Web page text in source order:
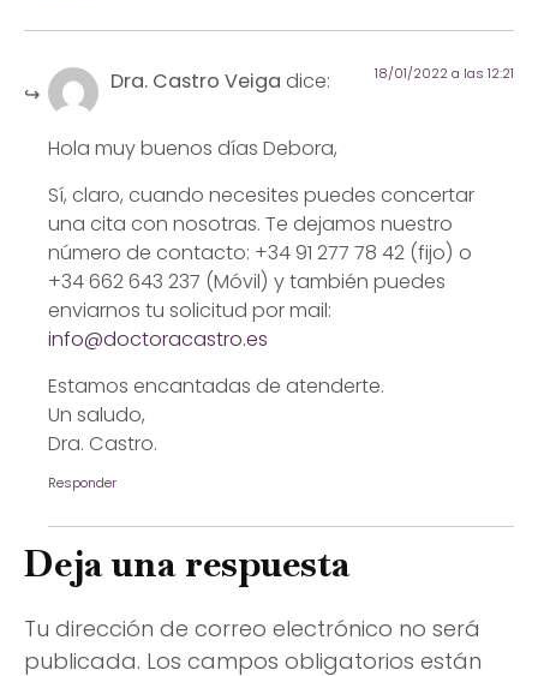
Dra. Castro Veiga dice: 18/01/2022 a las 12:21
Hola muy buenos días Debora,
Sí, claro, cuando necesites puedes concertar
una cita con nosotras. Te dejamos nuestro
número de contacto: +34 91 277 78 42 (fijo) o
+34 662 643 237 (Móvil) y también puedes
enviarnos tu solicitud por mail:
info@doctoracastro.es
Estamos encantadas de atenderte.
Un saludo,
Dra. Castro.
Responder
Deja una respuesta
Tu dirección de correo electrónico no será
publicada. Los campos obligatorios están